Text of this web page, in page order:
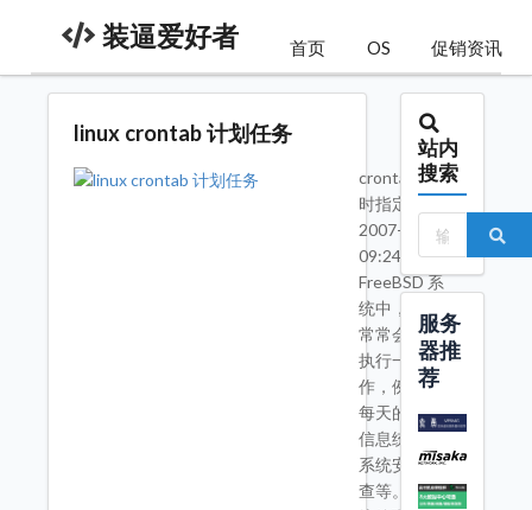
装逼爱好者 首页 OS 促销资讯
linux crontab 计划任务
crontab 定
时指定工作
2007-11-02
09:24在
FreeBSD 系
统中，系统
常常会定时
执行一行工
作，例如，
每天的系统
信息统计、
系统安全检
查等。而系
站内
搜索
服务
器推
荐